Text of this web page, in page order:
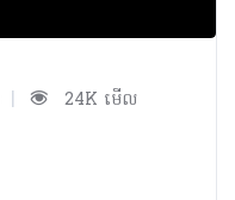
| 24K មើល